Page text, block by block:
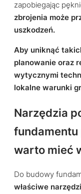
zapobiegając
zbrojenia może
uszkodzeń.
Aby uniknąć
planowanie oraz
wytycznymi
lokalne warunki
Narzędzia
fundamentu
warto mieć
Do budowy
właściwe